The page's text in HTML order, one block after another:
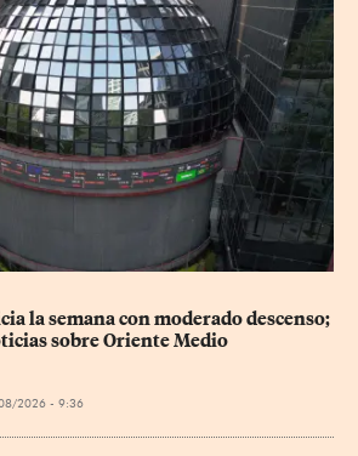
la semana con moderado descenso;
sobre Oriente Medio
2026 - 9:36